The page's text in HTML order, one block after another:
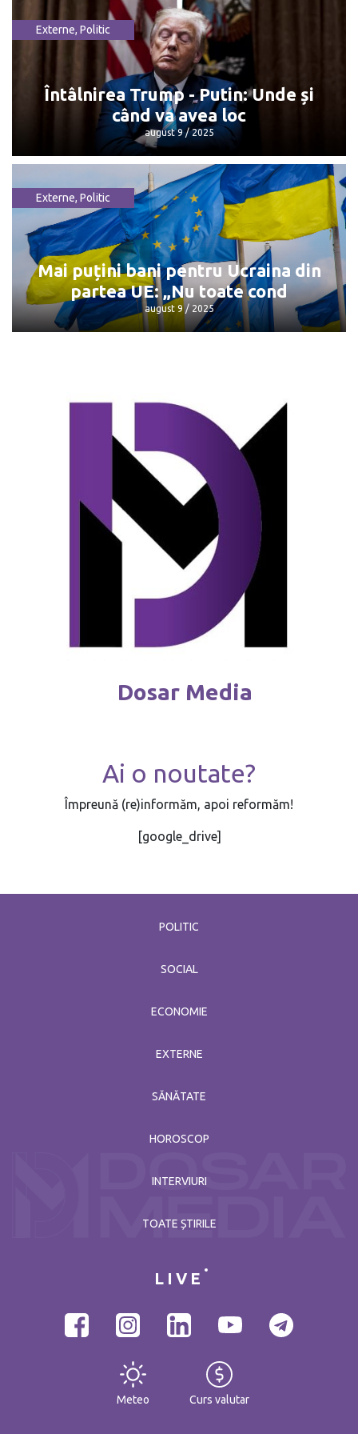
Dorin Recean pleacă din politică
octombrie 13 / 2025
Externe, Politic
Întâlnirea Trump - Putin: Unde și
când va avea loc
august 9 / 2025
Întâlnirea Trump - Putin: Unde și când
va avea loc
august 9 / 2025
Externe, Politic
Mai puțini bani pentru Ucraina din
partea UE: „Nu toate cond
august 9 / 2025
Mai puțini bani pentru Ucraina din
partea UE: „Nu toate cond
Dosar Media
Ai o noutate?
Împreună (re)informăm, apoi reformăm!
[google_drive]
POLITIC
SOCIAL
ECONOMIE
EXTERNE
SĂNĂTATE
HOROSCOP
INTERVIURI
TOATE ȘTIRILE
LIVE
Meteo Curs valutar